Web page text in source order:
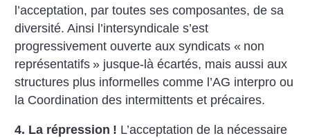
l’acceptation, par toutes ses composantes, de sa
diversité. Ainsi l’intersyndicale s’est
progressivement ouverte aux syndicats « non
représentatifs » jusque-là écartés, mais aussi aux
structures plus informelles comme l’AG interpro ou
la Coordination des intermittents et précaires.
4. La répression ! L’acceptation de la nécessaire